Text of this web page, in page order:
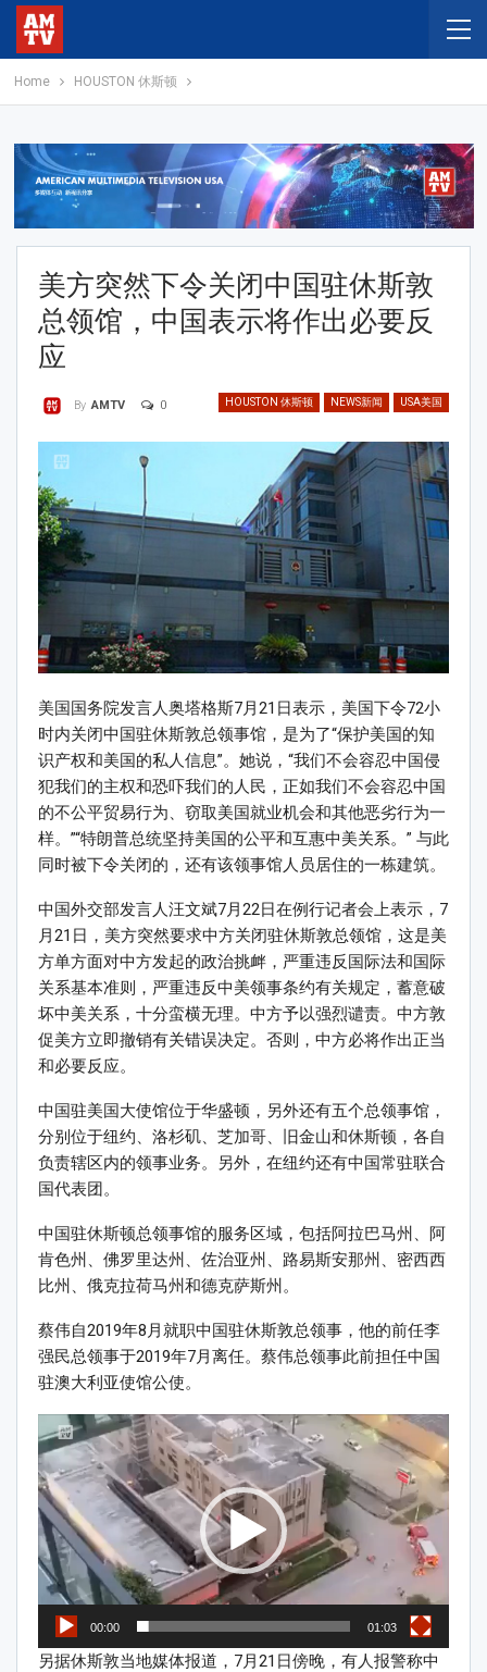
Home HOUSTON 休斯顿
美方突然下令关闭中国驻休斯敦
总领馆，中国表示将作出必要反
应
HOUSTON 休斯顿 NEWS新闻 USA美国
By AMTV 0
美国国务院发言人奥塔格斯7月21日表示，美国下令72小
时内关闭中国驻休斯敦总领事馆，是为了“保护美国的知
识产权和美国的私人信息”。她说，“我们不会容忍中国侵
犯我们的主权和恐吓我们的人民，正如我们不会容忍中国
的不公平贸易行为、窃取美国就业机会和其他恶劣行为一
样。”“特朗普总统坚持美国的公平和互惠中美关系。” 与此
同时被下令关闭的，还有该领事馆人员居住的一栋建筑。
中国外交部发言人汪文斌7月22日在例行记者会上表示，7
月21日，美方突然要求中方关闭驻休斯敦总领馆，这是美
方单方面对中方发起的政治挑衅，严重违反国际法和国际
关系基本准则，严重违反中美领事条约有关规定，蓄意破
坏中美关系，十分蛮横无理。中方予以强烈谴责。中方敦
促美方立即撤销有关错误决定。否则，中方必将作出正当
和必要反应。
中国驻美国大使馆位于华盛顿，另外还有五个总领事馆，
分别位于纽约、洛杉矶、芝加哥、旧金山和休斯顿，各自
负责辖区内的领事业务。另外，在纽约还有中国常驻联合
国代表团。
中国驻休斯顿总领事馆的服务区域，包括阿拉巴马州、阿
肯色州、佛罗里达州、佐治亚州、路易斯安那州、密西西
比州、俄克拉荷马州和德克萨斯州。
蔡伟自2019年8月就职中国驻休斯敦总领事，他的前任李
强民总领事于2019年7月离任。蔡伟总领事此前担任中国
驻澳大利亚使馆公使。
Video
Player
00:00 01:03
另据休斯敦当地媒体报道，7月21日傍晚，有人报警称中